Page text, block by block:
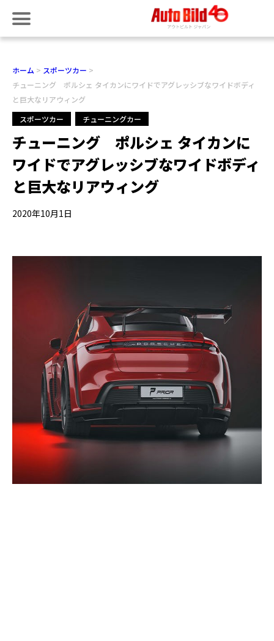
ホーム
スポーツカー
チューニング ポルシェ タイカンにワイドでアグレッシブなワイドボディ
と巨大なリアウィング
スポーツカー
チューニングカー
チューニング ポルシェ タイカンに
ワイドでアグレッシブなワイドボディ
と巨大なリアウィング
2020年10月1日